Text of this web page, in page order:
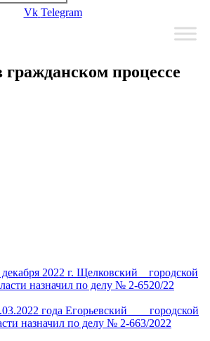
Vk Telegram
гражданском процессе
2022 г. Щелковский городской
назначил по делу № 2-6520/22
года Егорьевский городской
назначил по делу № 2-663/2022